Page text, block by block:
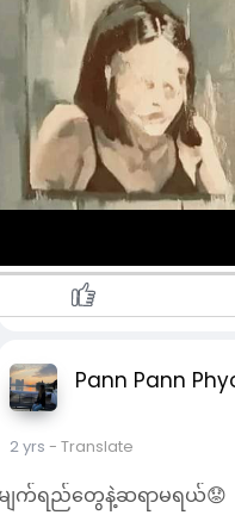
Pann Pann
2 yrs - Translate
ျက်ရည်တွေနဲ့ဆရာမရယ်😟